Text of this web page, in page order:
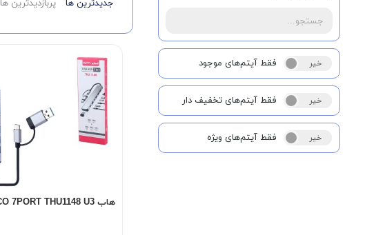
بله خیر فقط آیتم‌های موجود
بله خیر فقط آیتم‌های تخفیف دار
بله خیر فقط آیتم‌های ویژه
جدیدترین ها پربازدیدترین ها
هاب TSCO 7PORT THU1148 U3